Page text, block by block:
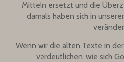
Mitteln ersetzt und die
damals haben sich in
Wenn wir die alten Texte in
verdeutlichen, wie sich